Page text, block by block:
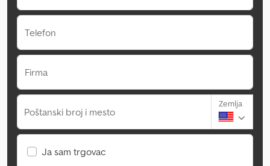
Telefon
Firma
Poštanski broj i mesto
Zemlja
Ja sam trgovac